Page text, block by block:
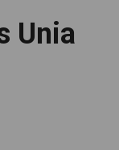
Unia